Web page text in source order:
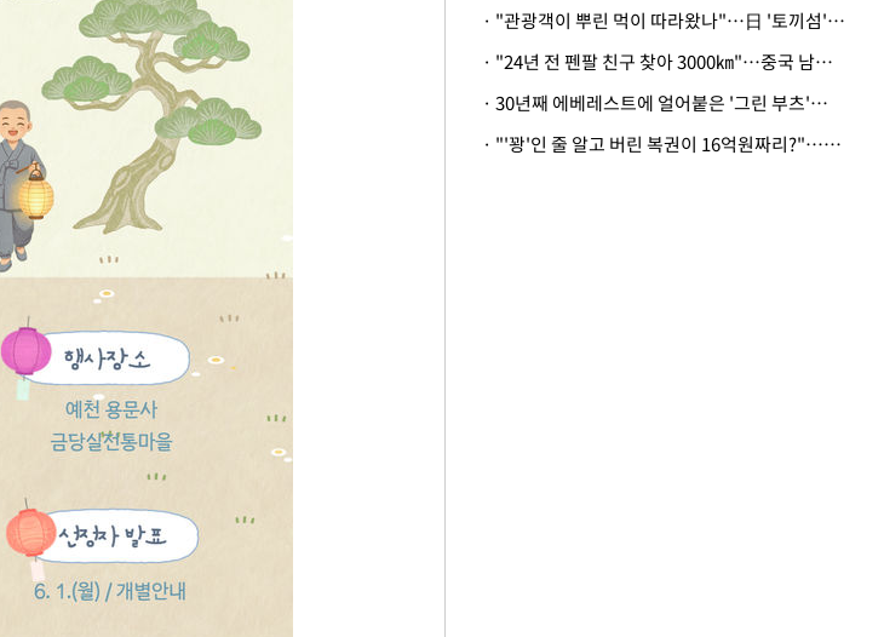
· "관광객이 뿌린 먹이 따라왔나"…日 '토끼섬' 멧돼지, 토끼까지 사냥
· "24년 전 펜팔 친구 찾아 3000㎞"…중국 남성 사연에 '뭉클'
· 30년째 에베레스트에 얼어붙은 '그린 부츠'…드디어 가족 품으로
· "'꽝'인 줄 알고 버린 복권이 16억원짜리?"…극적으로 되찾은 사연